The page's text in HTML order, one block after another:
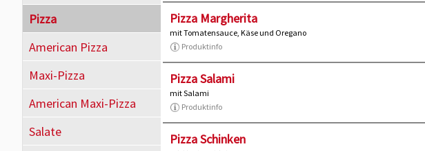
Pizza
American Pizza
Maxi-Pizza
American Maxi-Pizza
Salate
Pizza Margherita
mit Tomatensauce, Käse und Oregano
Produktinfo
Pizza Salami
mit Salami
Produktinfo
Pizza Schinken